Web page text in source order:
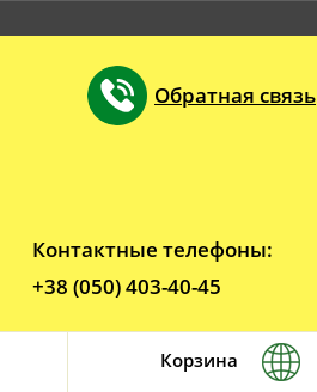
Обратная связь
Контактные телефоны:
+38 (050) 403-40-45
Корзина